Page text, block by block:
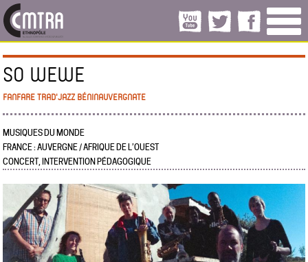
SO WEWE
FANFARE TRAD'JAZZ BÉNINAUVERGNATE
MUSIQUES DU MONDE
FRANCE : AUVERGNE / AFRIQUE DE L’OUEST
CONCERT, INTERVENTION PÉDAGOGIQUE